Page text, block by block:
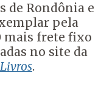
de Rondônia e
pela
mais frete fixo
no site da
.